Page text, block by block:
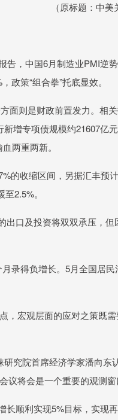
（原标题：中
，中国6月制造业PMI逆
政策“组合拳”托底显效。
面则是财政前置发力。相
增专项债规模约21607亿
两重两新。
的收缩区间，另据汇丰预
2.5%。
出口及投资将双双承压，
录得负增长。5月全国居
，宏观层面的应对之策既
究院首席经济学家潘向
将会是一个重要的观测窗
长顺利实现5%目标，实现